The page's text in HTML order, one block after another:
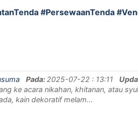
#PersewaanTenda
Pada: 2025-07-22 : 13:11
ke acara nikahan, khitanan, atau
kain dekoratif melam...